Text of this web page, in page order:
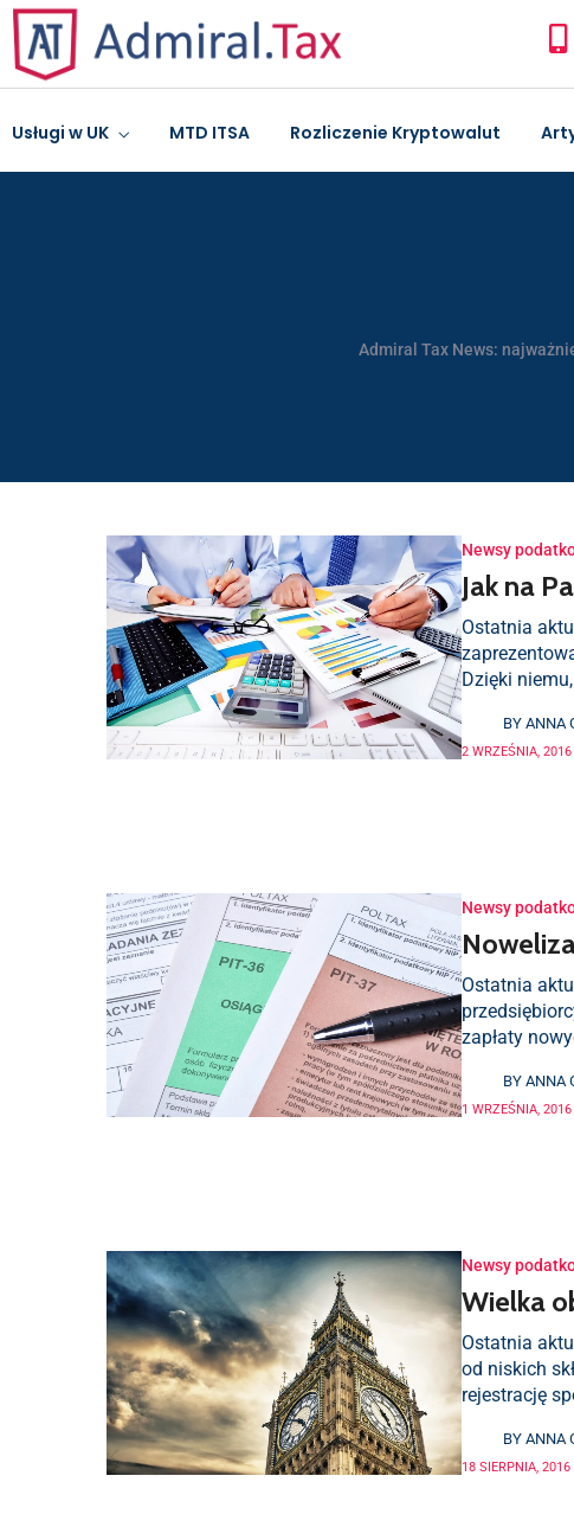
Usługi w UK MTD ITSA Rozliczenie Kryptowalut
Admiral Tax News:
Newsy
Jak na
Ostatnia
Dzięki
BY ANNA
2 WRZEŚNIA, 2016
Newsy
Ostatnia
zapłaty
BY ANNA
1 WRZEŚNIA, 2016
Newsy
Wielka
Ostatnia
od niskich
rejestrację
BY ANNA
18 SIERPNIA, 2016